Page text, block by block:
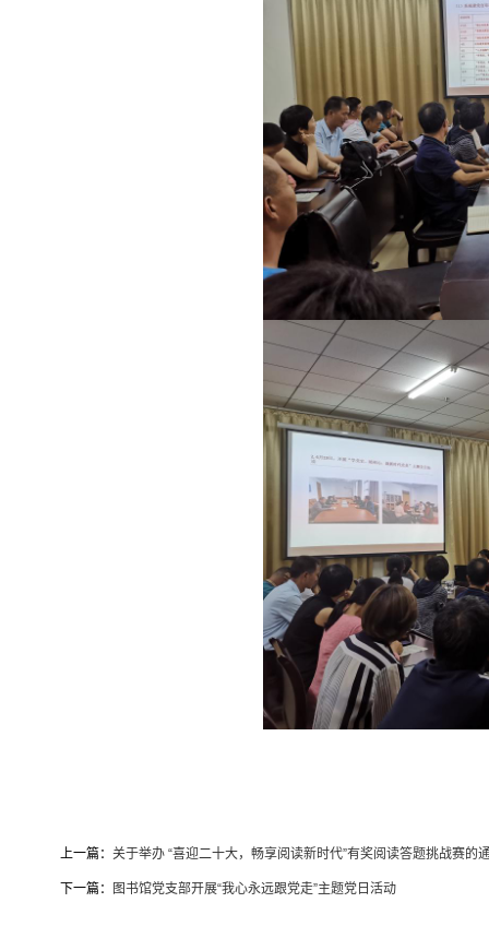
上一篇： 关于举办 “喜迎二十大，畅享阅读新时代”有奖阅读答题挑战赛的
下一篇： 图书馆党支部开展“我心永远跟党走”主题党日活动